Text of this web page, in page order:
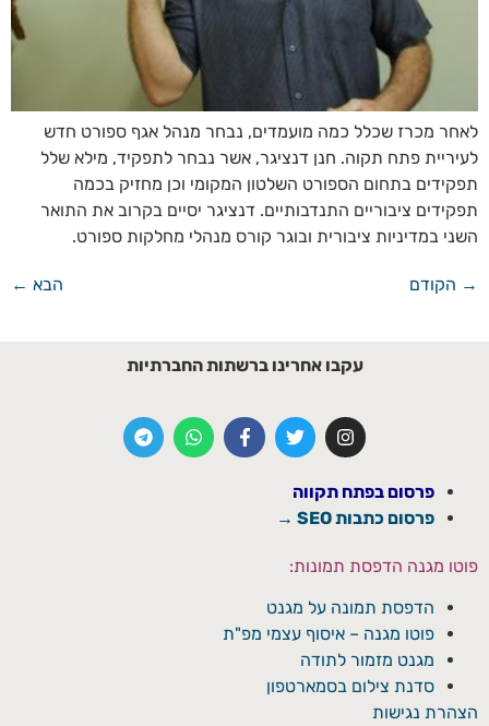
לאחר מכרז שכלל כמה מועמדים, נבחר מנהל אגף ספורט חדש
לעיריית פתח תקוה. חנן דנציגר, אשר נבחר לתפקיד, מילא שלל
תפקידים בתחום הספורט השלטון המקומי וכן מחזיק בכמה
תפקידים ציבוריים התנדבותיים. דנציגר יסיים בקרוב את התואר
השני במדיניות ציבורית ובוגר קורס מנהלי מחלקות ספורט.
→ הקודם הבא ←
עקבו אחרינו ברשתות החברתיות
פרסום בפתח תקווה
פרסום כתבות SEO →
פוטו מגנה הדפסת תמונות:
הדפסת תמונה על מגנט
פוטו מגנה – איסוף עצמי מפ"ת
מגנט מזמור לתודה
סדנת צילום בסמארטפון
הצהרת נגישות